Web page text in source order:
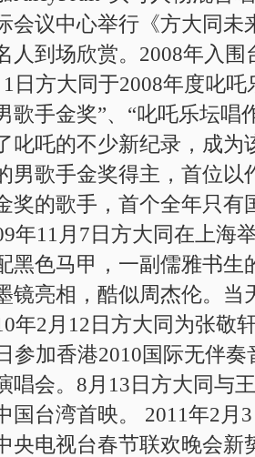
会议中心举行《方大同未
人到场欣赏。2008年入
1日方大同于2008年度叱
歌手金奖”、“叱吒乐坛唱
叱吒的不少新纪录，成为
男歌手金奖得主，首位
奖的歌手，首个全年只
年11月7日方大同在上海
黑色马甲，一副儒雅书生
镜亮相，酷似周杰伦。当
年2月12日方大同为张敬
参加香港2010国际无伴
唱会。8月13日方大同与
国台湾首映。 2011年2月
央电视台春节联欢晚会